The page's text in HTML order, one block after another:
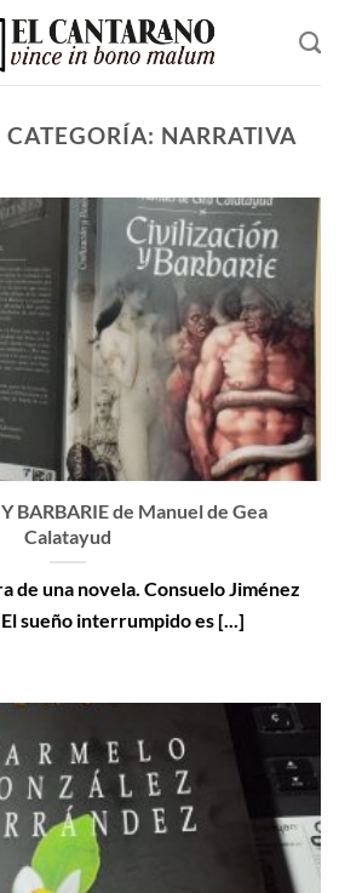
NARRATIVA
BARBARIE de Manuel de Gea
Calatayud
de una novela. Consuelo Jiménez
sueño interrumpido es [...]